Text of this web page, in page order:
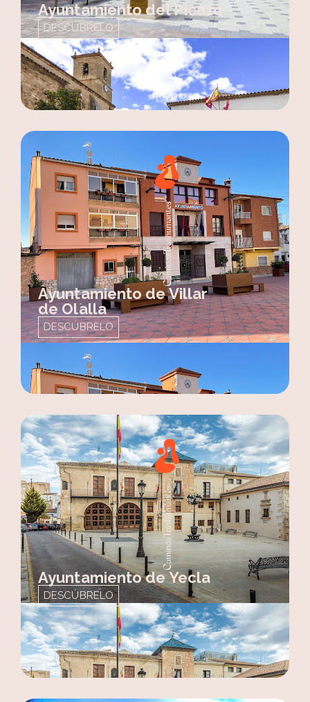
Ayuntamiento del Picazo
DESCÚBRELO
Ayuntamiento de Villar
de Olalla
DESCÚBRELO
Ayuntamiento de Yecla
DESCÚBRELO